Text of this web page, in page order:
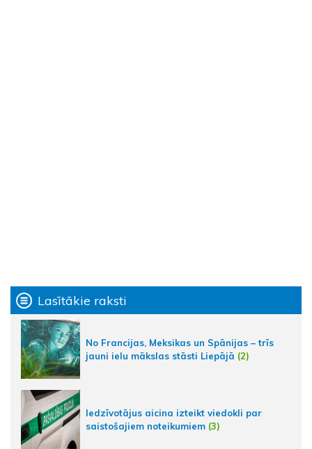
Lasītākie raksti
No Francijas, Meksikas un Spānijas – trīs
jauni ielu mākslas stāsti Liepājā (2)
Iedzīvotājus aicina izteikt viedokli par
saistošajiem noteikumiem (3)